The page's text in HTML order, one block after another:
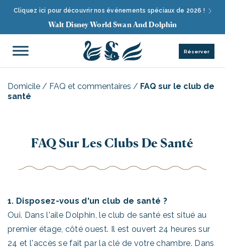
Cliquez ici pour découvrir nos événements spéciaux de 2026 !
Walt Disney World Swan And Dolphin
Réserver
Domicile / FAQ et commentaires / FAQ sur le club de
santé
FAQ Sur Les Clubs De Santé
1. Disposez-vous d'un club de santé ?
Oui. Dans l'aile Dolphin, le club de santé est situé au
premier étage, côté ouest. Il est ouvert 24 heures sur
24 et l'accès se fait par la clé de votre chambre. Dans